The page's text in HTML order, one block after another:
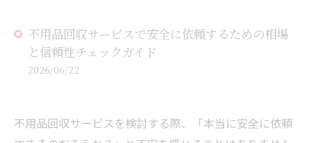
不用品回収サービスで安全に依頼するための相場
と信頼性チェックガイド
2026/06/22
不用品回収サービスを検討する際、「本当に安全に依頼